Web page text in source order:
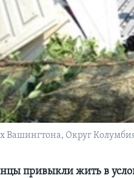
Вашингтона, Округ
привыкли жить в